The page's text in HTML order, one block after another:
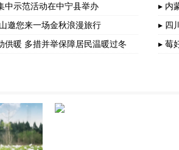
中示范活动在中宁县举办
邀您来一场金秋浪漫旅行
供暖 多措并举保障居民温暖过冬
▸ 内
▸ 四
▸ 莓